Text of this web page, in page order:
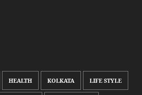
HEALTH KOLKATA LIFE STYLE